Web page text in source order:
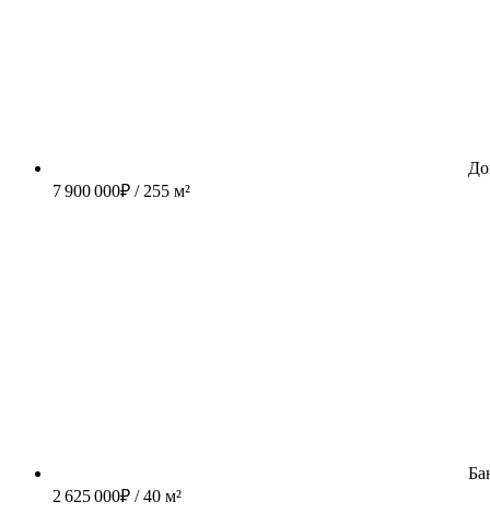
7 900 000₽ / 255 м²
2 625 000₽ / 40 м²